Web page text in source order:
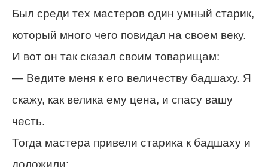
Был среди тех мастеров один умный старик,
который много чего повидал на своем веку.
И вот он так сказал своим товарищам:
— Ведите меня к его величеству бадшаху. Я
скажу, как велика ему цена, и спасу вашу
честь.
Тогда мастера привели старика к бадшаху и
доложили: